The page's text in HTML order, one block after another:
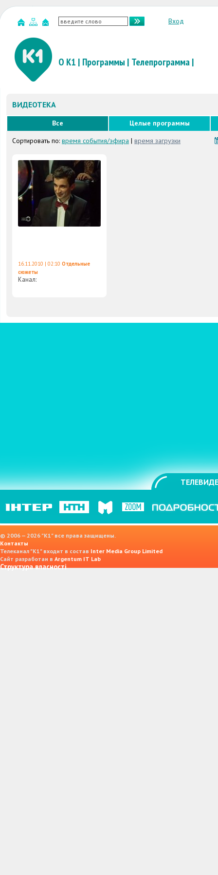
Вход
О К1 | Программы | Телепрограмма|
ВИДЕОТЕКА
Все
Целые программы
Сортировать по: время события/эфира | время загрузки
16.11.2010 | 02:10 Отдельные
сюжеты
Канал:
© 2006 — 2026 "K1" все права защищены.
Контакты
Телеканал "К1" входит в состав Inter Media Group Limited
Сайт разработан в Argentum IT Lab
Структура власності